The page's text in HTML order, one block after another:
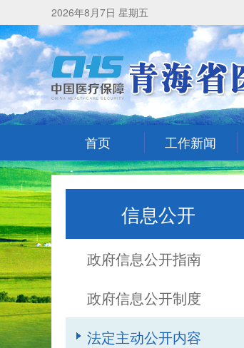
2026年8月7日 星期五
首页 工作新闻
信息公开
政府信息公开指南
政府信息公开制度
法定主动公开内容